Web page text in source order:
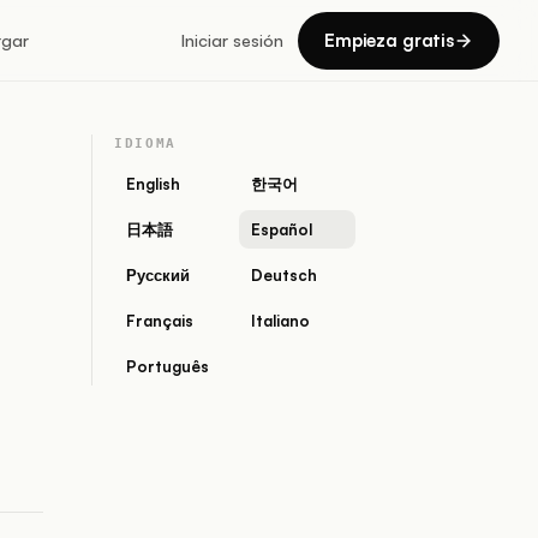
Iniciar sesión Empieza gratis
IDIOMA
English 한국어
日本語 Español
Русский Deutsch
Français Italiano
Português